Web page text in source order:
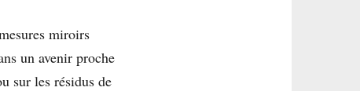
miroirs
un avenir proche
sur les résidus de